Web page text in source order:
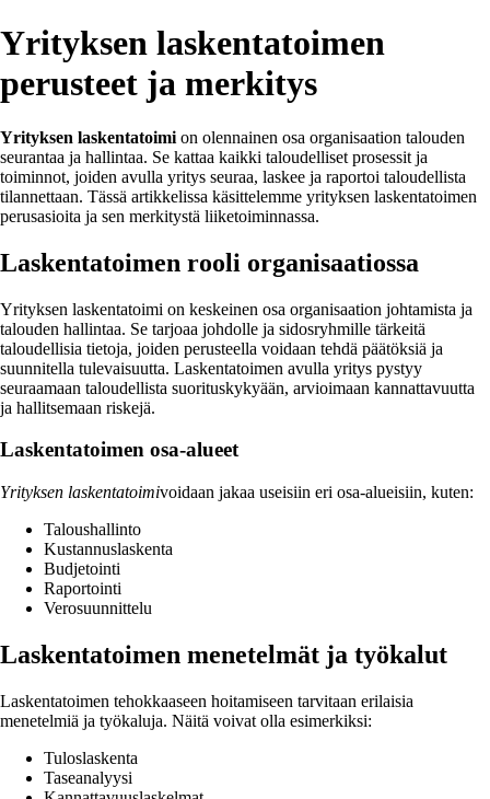
Yrityksen laskentatoimen
perusteet ja merkitys
Yrityksen laskentatoimi on olennainen osa organisaation talouden
seurantaa ja hallintaa. Se kattaa kaikki taloudelliset prosessit ja
toiminnot, joiden avulla yritys seuraa, laskee ja raportoi taloudellista
tilannettaan. Tässä artikkelissa käsittelemme yrityksen laskentatoimen
perusasioita ja sen merkitystä liiketoiminnassa.
Laskentatoimen rooli organisaatiossa
Yrityksen laskentatoimi on keskeinen osa organisaation johtamista ja
talouden hallintaa. Se tarjoaa johdolle ja sidosryhmille tärkeitä
taloudellisia tietoja, joiden perusteella voidaan tehdä päätöksiä ja
suunnitella tulevaisuutta. Laskentatoimen avulla yritys pystyy
seuraamaan taloudellista suorituskykyään, arvioimaan kannattavuutta
ja hallitsemaan riskejä.
Laskentatoimen osa-alueet
Yrityksen laskentatoimivoidaan jakaa useisiin eri osa-alueisiin, kuten:
Taloushallinto
Kustannuslaskenta
Budjetointi
Raportointi
Verosuunnittelu
Laskentatoimen menetelmät ja työkalut
Laskentatoimen tehokkaaseen hoitamiseen tarvitaan erilaisia
menetelmiä ja työkaluja. Näitä voivat olla esimerkiksi:
Tuloslaskenta
Taseanalyysi